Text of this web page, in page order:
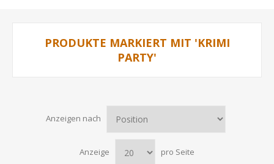
PRODUKTE MARKIERT MIT 'KRIMI
PARTY'
Anzeigen nach
Anzeige pro Seite